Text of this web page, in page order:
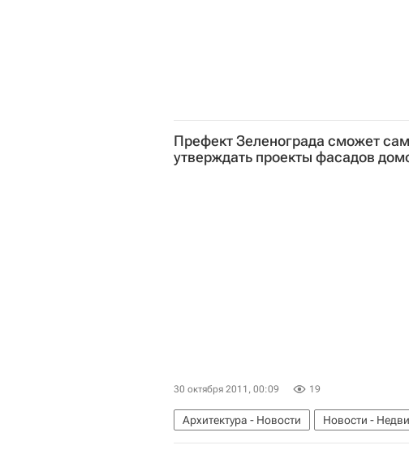
Префект Зеленограда сможет
утверждать проекты фасадов
30 октября 2011, 00:09 19
Архитектура - Новости Новости -
Зеленоград
Фасады Россия